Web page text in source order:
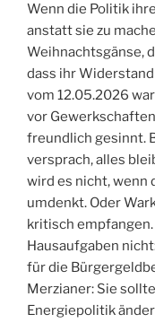
Wenn die Politik
anstatt sie zu
Weihnachtsgänse,
dass ihr
vom 12.05.2026
vor
freundlich gesinnt.
versprach, alles
wird es nicht, wenn
umdenkt. Oder
kritisch
Hausaufgaben
für die
Merzianer: Sie
Energiepolitik